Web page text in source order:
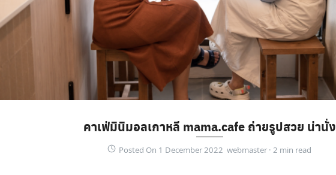
คาเฟ่มินิมอลเกาหลี mama.cafe ถ่ายรูปสวย น่านั่ง
Posted On 1 December 2022 webmaster ·